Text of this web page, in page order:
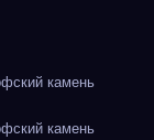
камень
камень